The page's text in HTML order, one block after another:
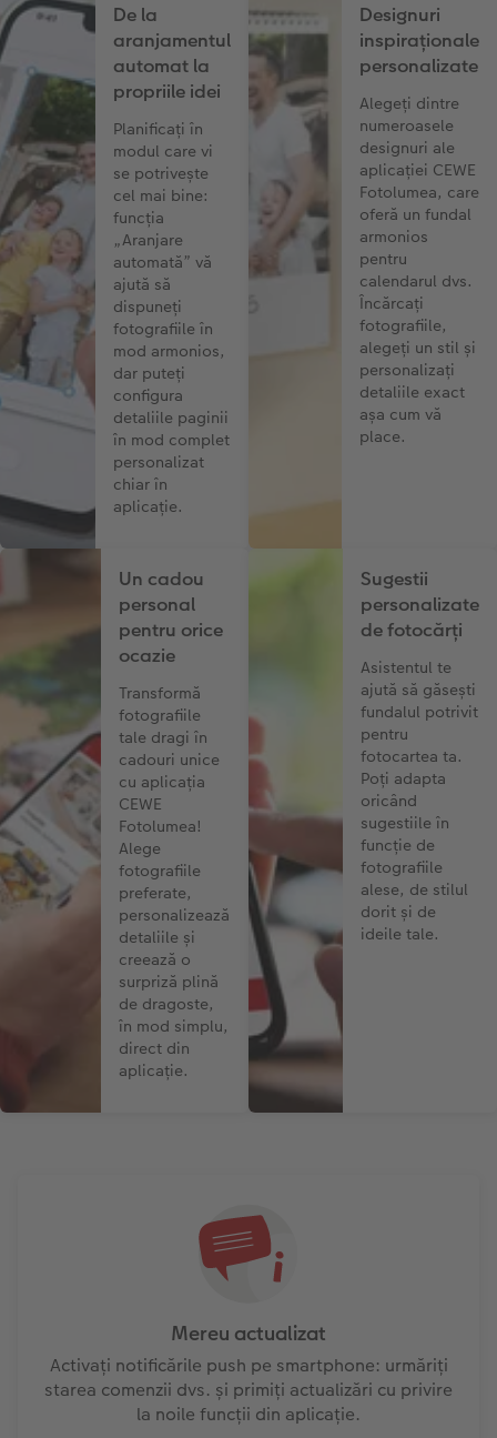
De la
aranjamentul
automat la
propriile idei
Planificați în
modul care vi
se potrivește
cel mai bine:
funcția
„Aranjare
automată” vă
ajută să
dispuneți
fotografiile în
mod armonios,
dar puteți
configura
detaliile paginii
în mod complet
personalizat
chiar în
aplicație.
Designuri
inspiraționale
personalizate
Alegeți dintre
numeroasele
designuri ale
aplicației CEWE
Fotolumea, care
oferă un fundal
armonios
pentru
calendarul dvs.
Încărcați
fotografiile,
alegeți un stil și
personalizați
detaliile exact
așa cum vă
place.
Un cadou
personal
pentru orice
ocazie
Transformă
fotografiile
tale dragi în
cadouri unice
cu aplicația
CEWE
Fotolumea!
Alege
fotografiile
preferate,
personalizează
detaliile și
creează o
surpriză plină
de dragoste,
în mod simplu,
direct din
aplicație.
Sugestii
personalizate
de fotocărți
Asistentul te
ajută să găsești
fundalul potrivit
pentru
fotocartea ta.
Poți adapta
oricând
sugestiile în
funcție de
fotografiile
alese, de stilul
dorit și de
ideile tale.
Mereu actualizat
Activați notificările push pe smartphone: urmăriți
starea comenzii dvs. și primiți actualizări cu privire
la noile funcții din aplicație.